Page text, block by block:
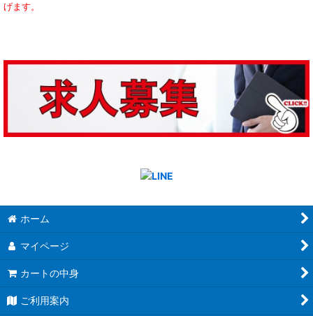
げます。
ホーム
マイページ
カートの中身
ご利用案内